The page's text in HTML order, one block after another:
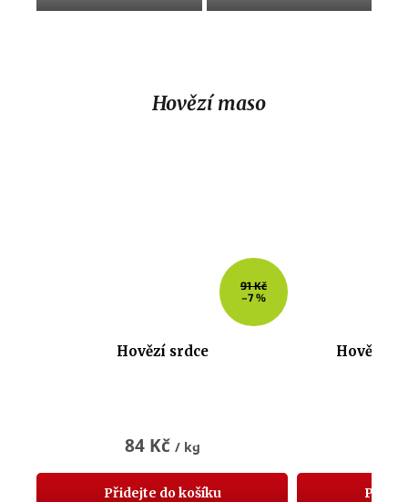
Hovězí maso
91 Kč
–7 %
Hovězí srdce
84 Kč / kg
Přidejte do košíku
Hovězí